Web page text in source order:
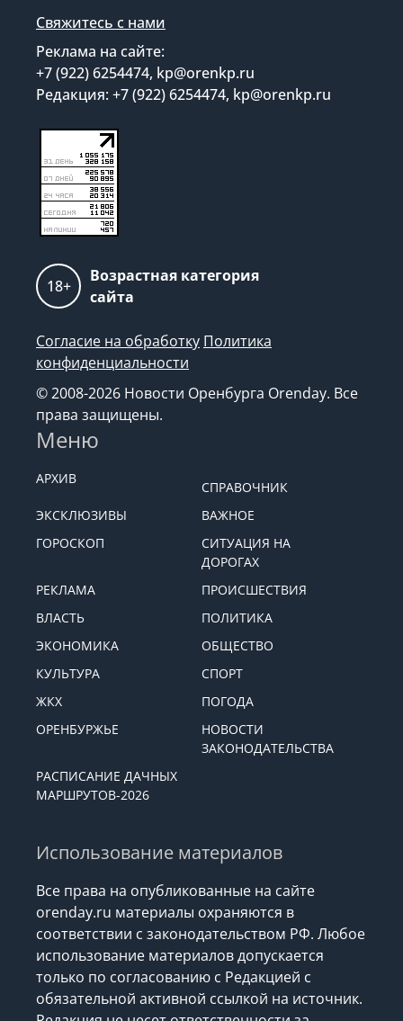
Свяжитесь с нами
Реклама на сайте:
+7 (922) 6254474, kp@orenkp.ru
Редакция: +7 (922) 6254474, kp@orenkp.ru
18+
Возрастная категория
сайта
Согласие на обработку Политика
конфиденциальности
© 2008-2026 Новости Оренбурга Orenday. Все
права защищены.
Меню
АРХИВ
СПРАВОЧНИК
ЭКСКЛЮЗИВЫ
ВАЖНОЕ
ГОРОСКОП
СИТУАЦИЯ НА
ДОРОГАХ
РЕКЛАМА
ПРОИСШЕСТВИЯ
ВЛАСТЬ
ПОЛИТИКА
ЭКОНОМИКА
ОБЩЕСТВО
КУЛЬТУРА
СПОРТ
ЖКХ
ПОГОДА
ОРЕНБУРЖЬЕ
НОВОСТИ
ЗАКОНОДАТЕЛЬСТВА
РАСПИСАНИЕ ДАЧНЫХ
МАРШРУТОВ-2026
Использование материалов
Все права на опубликованные на сайте
orenday.ru материалы охраняются в
соответствии с законодательством РФ. Любое
использование материалов допускается
только по согласованию с Редакцией с
обязательной активной ссылкой на источник.